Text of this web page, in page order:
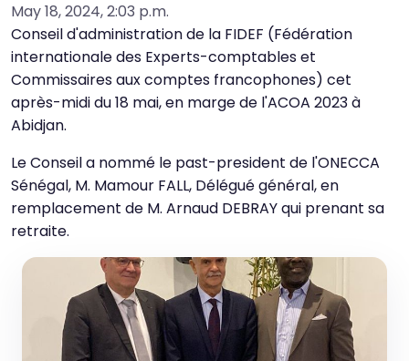
May 18, 2024, 2:03 p.m.
Conseil d'administration de la FIDEF (Fédération
internationale des Experts-comptables et
Commissaires aux comptes francophones) cet
après-midi du 18 mai, en marge de l'ACOA 2023 à
Abidjan.
Le Conseil a nommé le past-president de l'ONECCA
Sénégal, M. Mamour FALL, Délégué général, en
remplacement de M. Arnaud DEBRAY qui prenant sa
retraite.